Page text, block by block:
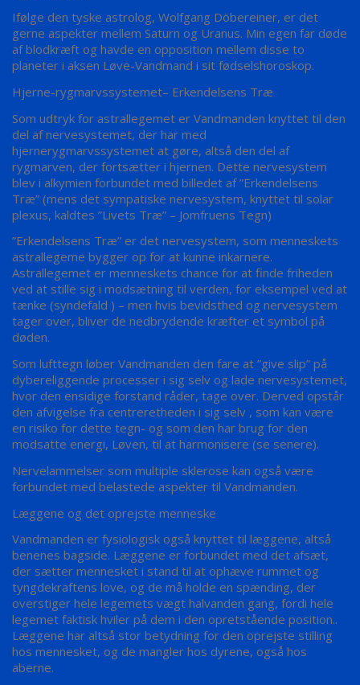
Ifølge den tyske astrolog, Wolfgang Döbereiner, er det
gerne aspekter mellem Saturn og Uranus. Min egen far døde
af blodkræft og havde en opposition mellem disse to
planeter i aksen Løve-Vandmand i sit fødselshoroskop.
Hjerne-rygmarvssystemet– Erkendelsens Træ
Som udtryk for astrallegemet er Vandmanden knyttet til den
del af nervesystemet, der har med
hjernerygmarvssystemet at gøre, altså den del af
rygmarven, der fortsætter i hjernen. Dette nervesystem
blev i alkymien forbundet med billedet af ”Erkendelsens
Træ” (mens det sympatiske nervesystem, knyttet til solar
plexus, kaldtes ”Livets Træ” – Jomfruens Tegn)
”Erkendelsens Træ” er det nervesystem, som menneskets
astrallegeme bygger op for at kunne inkarnere.
Astrallegemet er menneskets chance for at finde friheden
ved at stille sig i modsætning til verden, for eksempel ved at
tænke (syndefald ) – men hvis bevidsthed og nervesystem
tager over, bliver de nedbrydende kræfter et symbol på
døden.
Som lufttegn løber Vandmanden den fare at ”give slip” på
dybereliggende processer i sig selv og lade nervesystemet,
hvor den ensidige forstand råder, tage over. Derved opstår
den afvigelse fra centreretheden i sig selv , som kan være
en risiko for dette tegn- og som den har brug for den
modsatte energi, Løven, til at harmonisere (se senere).
Nervelammelser som multiple sklerose kan også være
forbundet med belastede aspekter til Vandmanden.
Læggene og det oprejste menneske
Vandmanden er fysiologisk også knyttet til læggene, altså
benenes bagside. Læggene er forbundet med det afsæt,
der sætter mennesket i stand til at ophæve rummet og
tyngdekraftens love, og de må holde en spænding, der
overstiger hele legemets vægt halvanden gang, fordi hele
legemet faktisk hviler på dem i den opretstående position..
Læggene har altså stor betydning for den oprejste stilling
hos mennesket, og de mangler hos dyrene, også hos
aberne.